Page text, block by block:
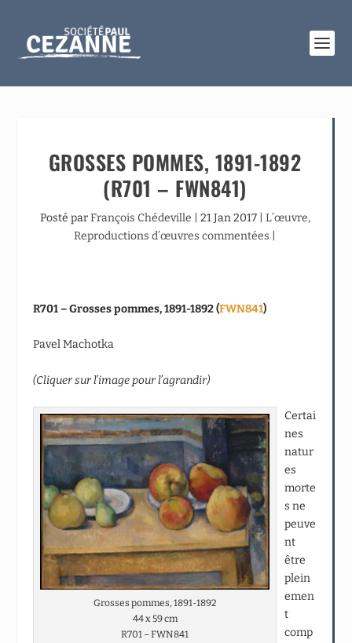
GROSSES POMMES, 1891-1892
(R701 – FWN841)
Posté parFrançois Chédeville 21 Jan 2017| L’œuvre,
Reproductions d’œuvres commentées
R701 – Grosses pommes, 1891-1892 (FWN841)
Pavel Machotka
(Cliquer sur l’image pour l’agrandir)
Grosses pommes, 1891-1892
44 x 59 cm
R701 – FWN841
Certai
nes
natur
es
morte
s ne
peuve
nt
être
plein
emen
t
comp